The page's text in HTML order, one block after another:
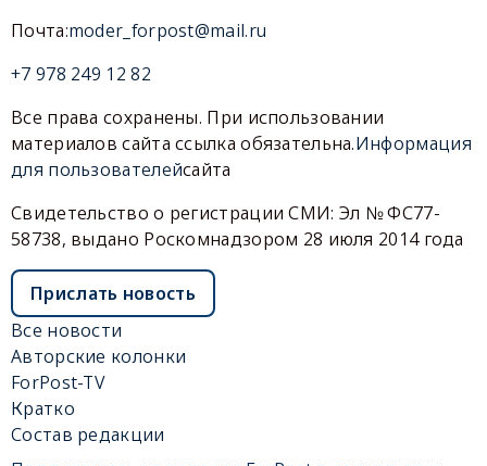
Почта:moder_forpost@mail.ru
+7 978 249 12 82
Все права сохранены. При использовании
материалов сайта ссылка обязательна.Информация
для пользователейсайта
Свидетельство о регистрации СМИ: Эл № ФС77-
58738, выдано Роскомнадзором 28 июля 2014 года
Прислать новость
Все новости
Авторские колонки
ForPost-TV
Кратко
Состав редакции